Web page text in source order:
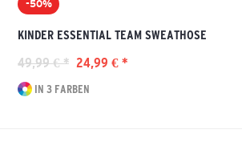
-50%
KINDER ESSENTIAL TEAM SWEATHOSE
49,99 € * 24,99 € *
IN 3 FARBEN